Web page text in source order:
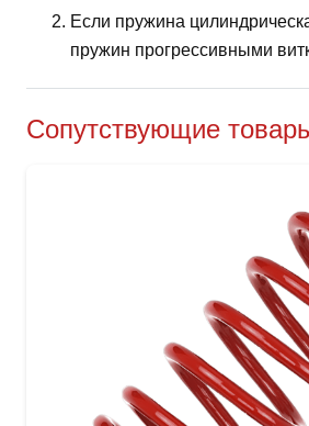
Если пружина
пружин прогрессивными
Сопутствующие